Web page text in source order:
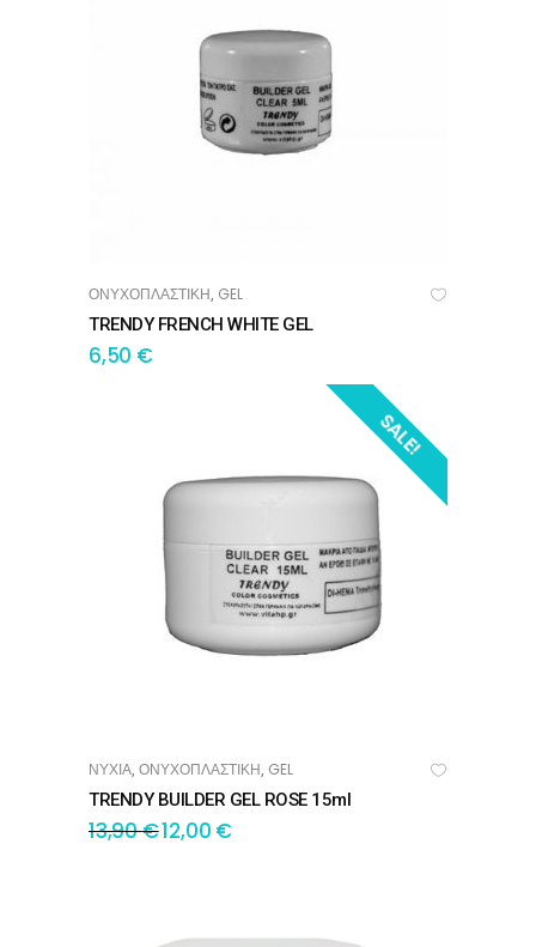
ΠΡΟΣΘΉΚΗ ΣΤΟ ΚΑΛΆΘΙ
ΟΝΥΧΟΠΛΑΣΤΙΚΗ, GEL
TRENDY FRENCH WHITE GEL
6,50 €
SALE!
ΠΡΟΣΘΉΚΗ ΣΤΟ ΚΑΛΆΘΙ
ΝΥΧΙΑ, ΟΝΥΧΟΠΛΑΣΤΙΚΗ, GEL
TRENDY BUILDER GEL ROSE 15ml
13,90€12,00 €